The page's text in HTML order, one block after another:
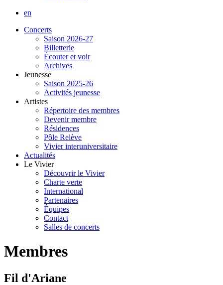
en
Concerts
Saison 2026-27
Billetterie
Écouter et voir
Archives
Jeunesse
Saison 2025-26
Activités jeunesse
Artistes
Répertoire des membres
Devenir membre
Résidences
Pôle Relève
Vivier interuniversitaire
Actualités
Le Vivier
Découvrir le Vivier
Charte verte
International
Partenaires
Équipes
Contact
Salles de concerts
Membres
Fil d'Ariane